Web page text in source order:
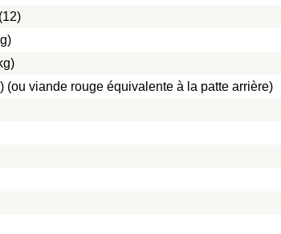
(ou viande rouge équivalente à la patte arrière)